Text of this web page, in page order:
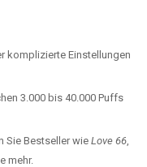
komplizierte Einstellungen
3.000 bis 40.000 Puffs
Sie Bestseller wie Love 66,
mehr.